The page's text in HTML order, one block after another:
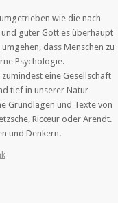
wie die nach
guter Gott es überhaupt
dass Menschen zu
Psychologie.
eine Gesellschaft
tief in unserer Natur
Grundlagen und Texte von
Ricœur oder Arendt.
und Denkern.